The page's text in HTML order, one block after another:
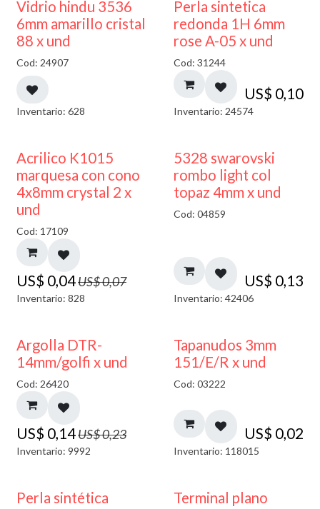
Vidrio hindu 3536
6mm amarillo cristal
88 x und
Cod: 24907
Inventario: 628
Perla sintetica
redonda 1H 6mm
rose A-05 x und
Cod: 31244
US$ 0,10
Inventario: 24574
50% DESCUENTO
Acrilico K1015
marquesa con cono
4x8mm crystal 2 x
und
Cod: 17109
US$ 0,04US$0,07
Inventario: 828
5328 swarovski
rombo light col
topaz 4mm x und
Cod: 04859
US$ 0,13
Inventario: 42406
40% DESCUENTO
Argolla DTR-
14mm/golfi x und
Cod: 26420
US$ 0,14US$0,23
Inventario: 9992
Tapanudos 3mm
151/E/R x und
Cod: 03222
US$ 0,02
Inventario: 118015
Perla sintética
Terminal plano